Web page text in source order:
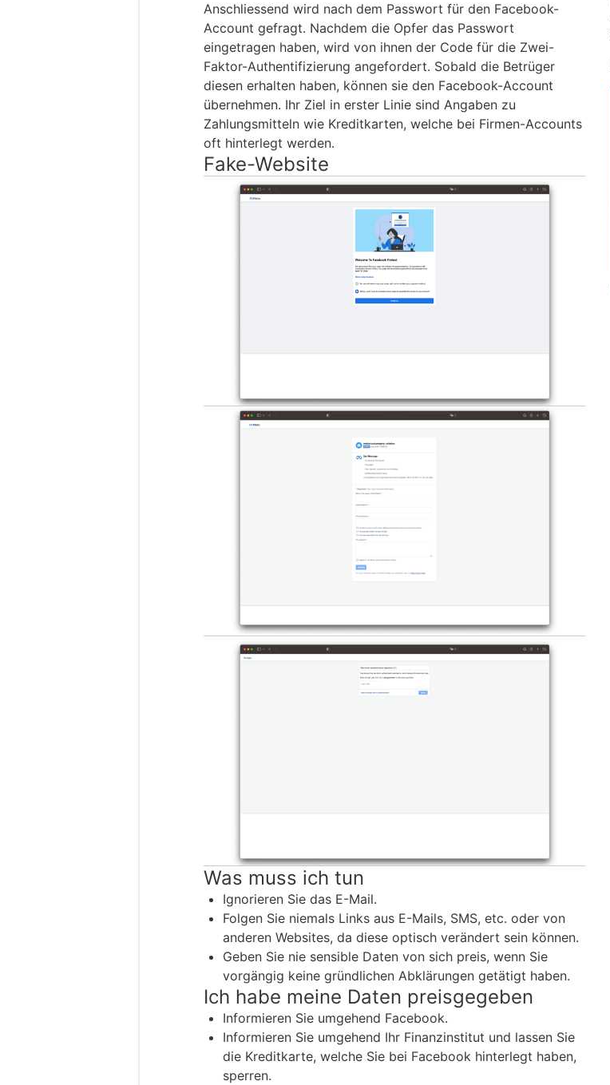
Anschliessend wird nach dem Passwort für den Facebook-
Account gefragt. Nachdem die Opfer das Passwort
eingetragen haben, wird von ihnen der Code für die Zwei-
Faktor-Authentifizierung angefordert. Sobald die Betrüger
diesen erhalten haben, können sie den Facebook-Account
übernehmen. Ihr Ziel in erster Linie sind Angaben zu
Zahlungsmitteln wie Kreditkarten, welche bei Firmen-Accounts
oft hinterlegt werden.
Fake-Website
Was muss ich tun
Ignorieren Sie das E-Mail.
Folgen Sie niemals Links aus E-Mails, SMS, etc. oder von
anderen Websites, da diese optisch verändert sein können.
Geben Sie nie sensible Daten von sich preis, wenn Sie
vorgängig keine gründlichen Abklärungen getätigt haben.
Ich habe meine Daten preisgegeben
Informieren Sie umgehend Facebook.
Informieren Sie umgehend Ihr Finanzinstitut und lassen Sie
die Kreditkarte, welche Sie bei Facebook hinterlegt haben,
sperren.